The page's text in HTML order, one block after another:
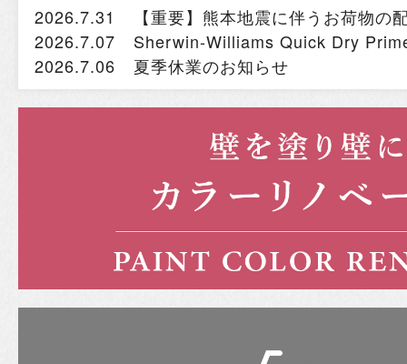
2026.7.31
【重要】熊本地震に伴うお荷物の
2026.7.07
Sherwin-Williams Quick Dry
2026.7.06
夏季休業のお知らせ